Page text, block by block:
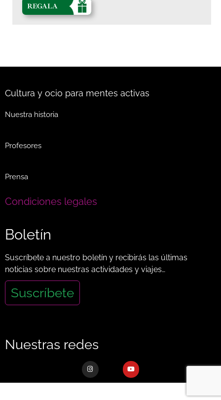
REGALA
Cultura y ocio para mentes activas
Nuestra historia
Profesores
Prensa
Condiciones legales
Boletín
Suscríbete a nuestro boletín y recibirás las últimas
noticias sobre nuestras actividades y viajes…
Suscríbete
Nuestras redes